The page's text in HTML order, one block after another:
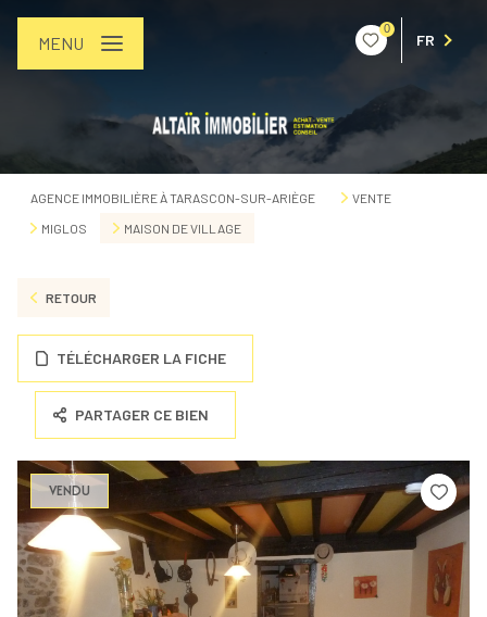
0
FR
MENU
AGENCE IMMOBILIÈRE À TARASCON-SUR-ARIÈGE
VENTE
MIGLOS
MAISON DE VILLAGE
RETOUR
TÉLÉCHARGER LA FICHE
PARTAGER CE BIEN
VENDU